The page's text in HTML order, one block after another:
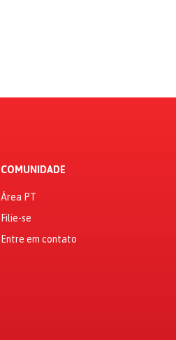
COMUNIDADE
Área PT
Filie-se
Entre em contato